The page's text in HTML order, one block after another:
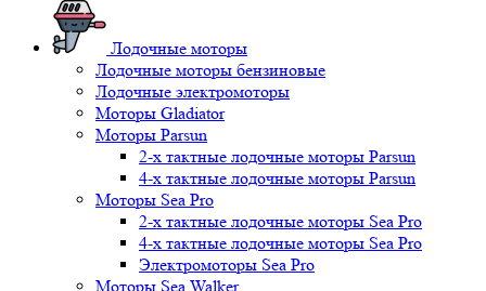
Лодочные моторы
Лодочные моторы бензиновые
Лодочные электромоторы
Моторы Gladiator
Моторы Parsun
2-х тактные лодочные моторы Parsun
4-х тактные лодочные моторы Parsun
Моторы Sea Pro
2-х тактные лодочные моторы Sea Pro
4-х тактные лодочные моторы Sea Pro
Электромоторы Sea Pro
Моторы Sea Walker